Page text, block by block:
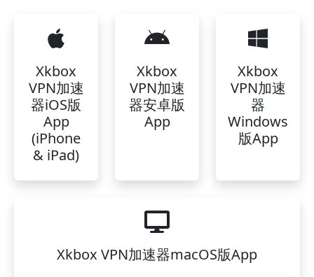
Xkbox
VPN加速
器iOS版
App
(iPhone
& iPad)
Xkbox
VPN加速
器安卓版
App
Xkbox
VPN加速
器
Windows
版App
Xkbox VPN加速器macOS版App